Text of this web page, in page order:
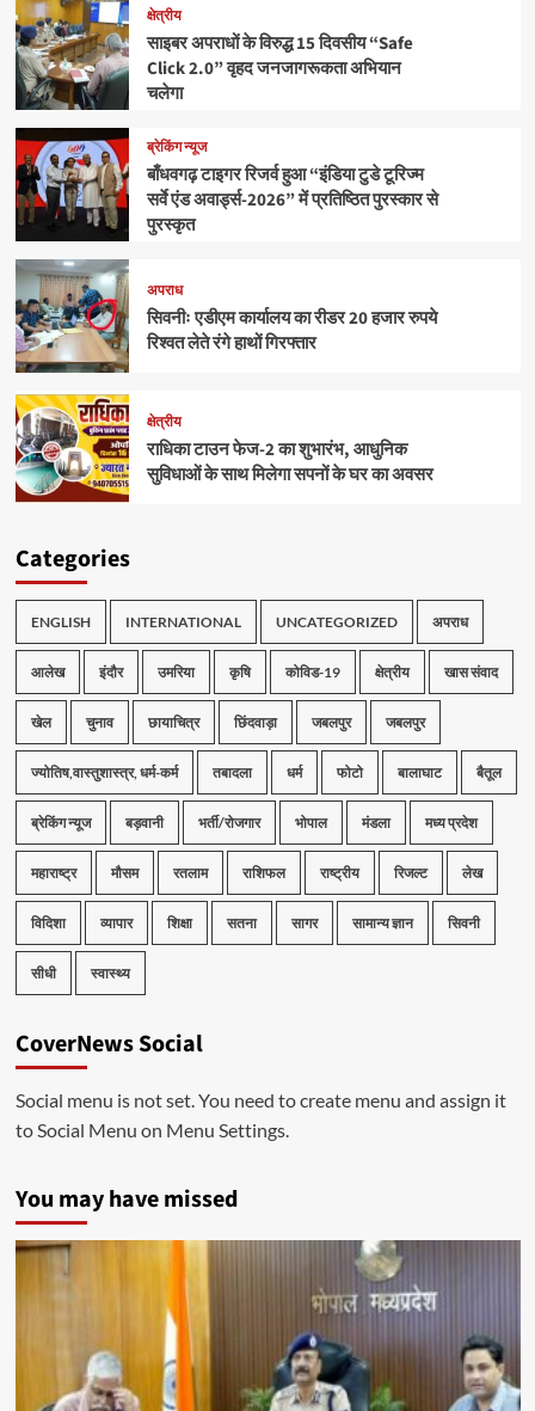
क्षेत्रीय
साइबर अपराधों के विरुद्ध 15 दिवसीय “Safe
Click 2.0” वृहद जनजागरूकता अभियान
चलेगा
ब्रेकिंग न्यूज
बाँधवगढ़ टाइगर रिजर्व हुआ “इंडिया टुडे टूरिज्म
सर्वे एंड अवार्ड्स-2026” में प्रतिष्ठित पुरस्कार से
पुरस्कृत
अपराध
सिवनीः एडीएम कार्यालय का रीडर 20 हजार रुपये
रिश्वत लेते रंगे हाथों गिरफ्तार
क्षेत्रीय
राधिका टाउन फेज-2 का शुभारंभ, आधुनिक
सुविधाओं के साथ मिलेगा सपनों के घर का अवसर
Categories
ENGLISH INTERNATIONAL UNCATEGORIZED अपराध
आलेख इंदौर उमरिया कृषि कोविड-19 क्षेत्रीय खास संवाद
खेल चुनाव छायाचित्र छिंदवाड़ा जबलपुर जबलपुर
ज्योतिष,वास्तुशास्त्र, धर्म-कर्म तबादला धर्म फोटो बालाघाट बैतूल
ब्रेकिंग न्यूज बड़वानी भर्ती/रोजगार भोपाल मंडला मध्य प्रदेश
महाराष्ट्र मौसम रतलाम राशिफल राष्ट्रीय रिजल्ट लेख
विदिशा व्यापार शिक्षा सतना सागर सामान्य ज्ञान सिवनी
सीधी स्वास्थ्य
CoverNews Social
Social menu is not set. You need to create menu and assign it
to Social Menu on Menu Settings.
You may have missed